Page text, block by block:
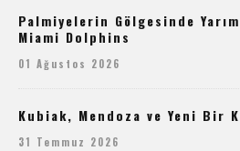
Palmiyelerin Gölgesinde
Miami Dolphins
01 Ağustos 2026
Kubiak, Mendoza ve Yeni Bir
31 Temmuz 2026